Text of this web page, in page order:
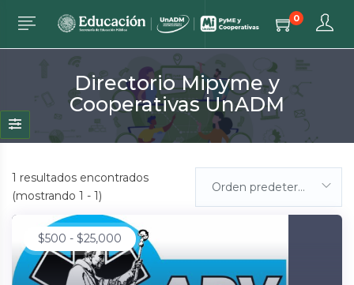
0
Directorio Mipyme y
Cooperativas UnADM
1 resultados encontrados
(mostrando 1 - 1)
Orden predeterminada
$500 - $25,000